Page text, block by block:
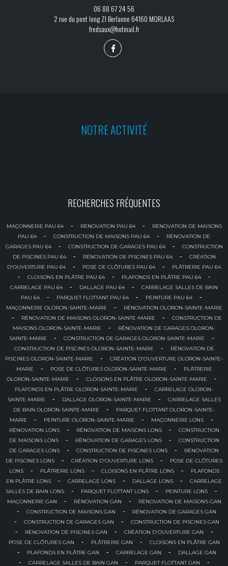
06 88 67 24 56
2 rue du pont long ZI Berlanne 64160 MORLAAS
fredsaux@hotmail.fr
NOTRE ACTIVITÉ
RECHERCHES FRÉQUENTES
MAÇONNERIE PAU 64 - RÉNOVATION PAU 64 -
RÉNOVATION DE MAISONS
PAU 64
- CONSTRUCTION DE MAISONS PAU 64 -
RÉNOVATION DE
GARAGES PAU 64
- CONSTRUCTION DE GARAGES PAU 64 -
CONSTRUCTION
DE PISCINES PAU 64
- RÉNOVATION DE PISCINES PAU 64 -
CRÉATION
D'OUVERTURE PAU 64
- POSE DE CLÔTURES PAU 64 - PLÂTRERIE PAU 64
- CLOISONS EN PLÂTRE PAU 64 - PLAFONDS EN PLÂTRE PAU 64 -
CARRELAGE PAU 64 - DALLAGE PAU 64 -
CARRELAGE SALLES DE BAIN
PAU 64
- PARQUET FLOTTANT PAU 64 - PEINTURE PAU 64 -
MAÇONNERIE OLORON-SAINTE-MARIE - RÉNOVATION OLORON-SAINTE-MARIE
- RÉNOVATION DE MAISONS OLORON-SAINTE-MARIE -
CONSTRUCTION DE
MAISONS OLORON-SAINTE-MARIE
-
RÉNOVATION DE GARAGES OLORON-
SAINTE-MARIE
- CONSTRUCTION DE GARAGES OLORON-SAINTE-MARIE -
CONSTRUCTION DE PISCINES OLORON-SAINTE-MARIE -
RÉNOVATION DE
PISCINES OLORON-SAINTE-MARIE
-
CRÉATION D'OUVERTURE OLORON-SAINTE-
MARIE
- POSE DE CLÔTURES OLORON-SAINTE-MARIE -
PLÂTRERIE
OLORON-SAINTE-MARIE
- CLOISONS EN PLÂTRE OLORON-SAINTE-MARIE -
PLAFONDS EN PLÂTRE OLORON-SAINTE-MARIE -
CARRELAGE OLORON-
SAINTE-MARIE
- DALLAGE OLORON-SAINTE-MARIE -
CARRELAGE SALLES
DE BAIN OLORON-SAINTE-MARIE
-
PARQUET FLOTTANT OLORON-SAINTE-
MARIE
- PEINTURE OLORON-SAINTE-MARIE - MAÇONNERIE LONS -
RÉNOVATION LONS - RÉNOVATION DE MAISONS LONS -
CONSTRUCTION
DE MAISONS LONS
- RÉNOVATION DE GARAGES LONS -
CONSTRUCTION
DE GARAGES LONS
- CONSTRUCTION DE PISCINES LONS -
RÉNOVATION
DE PISCINES LONS
- CRÉATION D'OUVERTURE LONS -
POSE DE CLÔTURES
LONS
- PLÂTRERIE LONS - CLOISONS EN PLÂTRE LONS -
PLAFONDS
EN PLÂTRE LONS
- CARRELAGE LONS - DALLAGE LONS -
CARRELAGE
SALLES DE BAIN LONS
- PARQUET FLOTTANT LONS - PEINTURE LONS -
MAÇONNERIE GAN - RÉNOVATION GAN - RÉNOVATION DE MAISONS GAN
- CONSTRUCTION DE MAISONS GAN - RÉNOVATION DE GARAGES GAN
- CONSTRUCTION DE GARAGES GAN - CONSTRUCTION DE PISCINES GAN
- RÉNOVATION DE PISCINES GAN - CRÉATION D'OUVERTURE GAN -
POSE DE CLÔTURES GAN - PLÂTRERIE GAN - CLOISONS EN PLÂTRE GAN
- PLAFONDS EN PLÂTRE GAN - CARRELAGE GAN - DALLAGE GAN
- CARRELAGE SALLES DE BAIN GAN - PARQUET FLOTTANT GAN -